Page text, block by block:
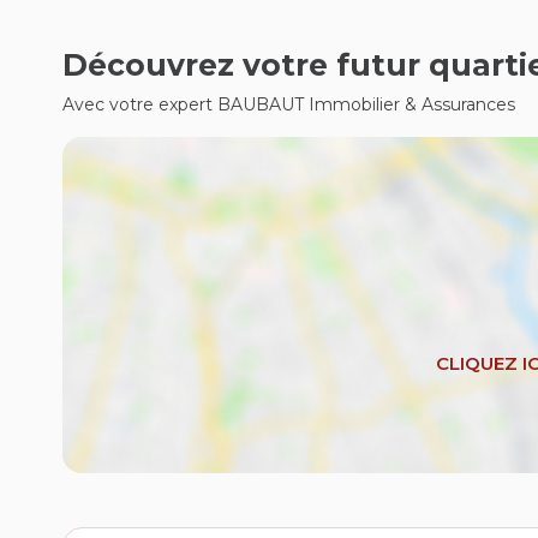
Découvrez votre futur
Avec votre expert BAUBAUT Immobilier & Assurances